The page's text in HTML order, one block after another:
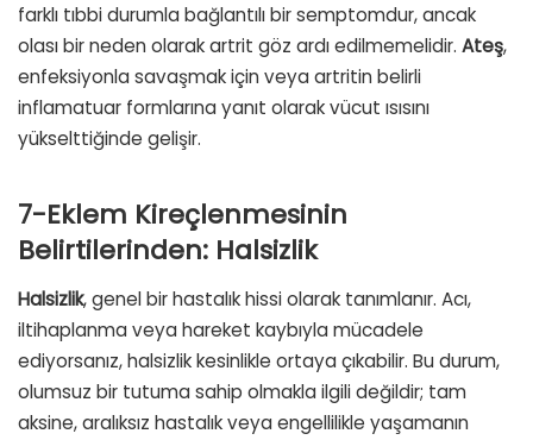
farklı tıbbi durumla bağlantılı bir semptomdur, ancak
olası bir neden olarak artrit göz ardı edilmemelidir. Ateş,
enfeksiyonla savaşmak için veya artritin belirli
inflamatuar formlarına yanıt olarak vücut ısısını
yükselttiğinde gelişir.
7-Eklem Kireçlenmesinin
Belirtilerinden: Halsizlik
Halsizlik, genel bir hastalık hissi olarak tanımlanır. Acı,
iltihaplanma veya hareket kaybıyla mücadele
ediyorsanız, halsizlik kesinlikle ortaya çıkabilir. Bu durum,
olumsuz bir tutuma sahip olmakla ilgili değildir; tam
aksine, aralıksız hastalık veya engellilikle yaşamanın